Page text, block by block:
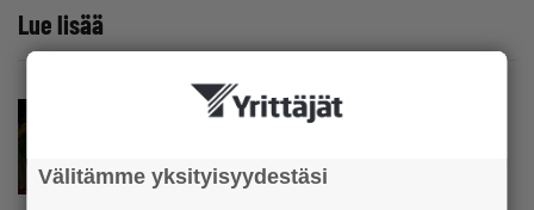
Lue lisää
käyttöön ja työtulo työpanoksen mukaan
Välitämme yksityisyydestäsi